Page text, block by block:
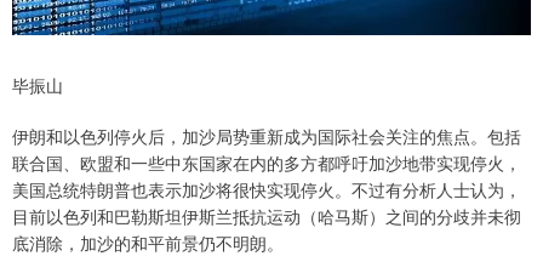
毕振山
伊朗和以色列停火后，加沙局势重新成为国际社会关注的焦点。包括
联合国、欧盟和一些中东国家在内的多方都呼吁加沙地带实现停火，
美国总统特朗普也表示加沙将很快实现停火。不过有分析人士认为，
目前以色列和巴勒斯坦伊斯兰抵抗运动（哈马斯）之间的分歧并未彻
底消除，加沙的和平前景仍不明朗。